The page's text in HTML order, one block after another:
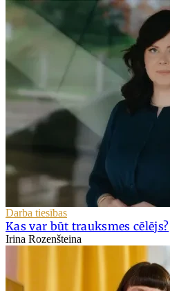
Darba tiesības
Kas var būt trauksmes cēlējs?
Irina Rozenšteina